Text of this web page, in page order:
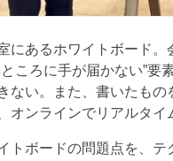
にあるホワイトボード。
ころに手が届かない”
ない。また、書いたも
オンラインでリアルタイ
トボードの問題点を、